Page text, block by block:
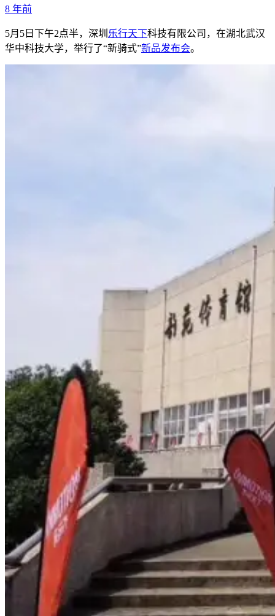
8 年前
5月5日下午2点半，深圳 乐行天下科技有限公司，在湖北武汉
华中科技大学，举行了“新骑式”新品发布会。